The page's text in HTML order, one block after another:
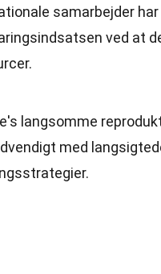
samarbejder
ved at
langsomme
med